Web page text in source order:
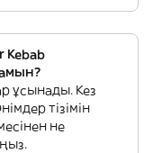
Kebab
ұсынады. Кез
тізімін
не